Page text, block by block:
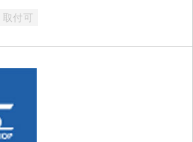
取付可